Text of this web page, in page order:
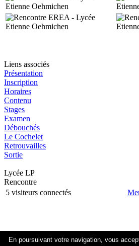
Liens associés
Présentation
Inscription
Horaires
Contenu
Stages
Examen
Débouchés
Le Cochelet
Retrouvailles
Sortie
Lycée LP
Rencontre
5 visiteurs connectés
En poursuivant votre navigation, vous